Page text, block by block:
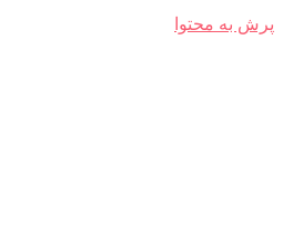
پرش به محتوا